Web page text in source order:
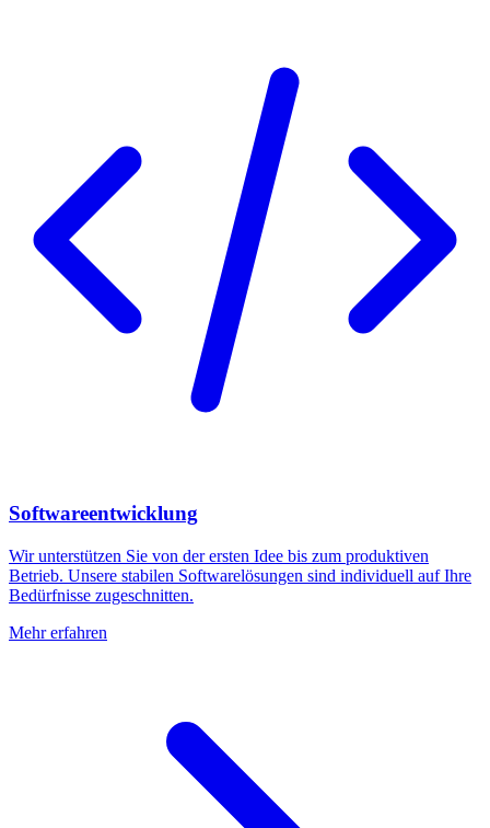
Softwareentwicklung
Wir unterstützen Sie von der ersten Idee bis zum produktiven
Betrieb. Unsere stabilen Softwarelösungen sind individuell auf Ihre
Bedürfnisse zugeschnitten.
Mehr erfahren